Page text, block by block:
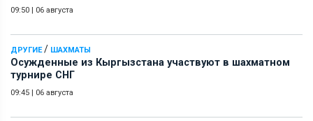
09:50 | 06 августа
ДРУГИЕ/ ШАХМАТЫ
Осужденные из Кыргызстана участвуют в шахматном
турнире СНГ
09:45 | 06 августа